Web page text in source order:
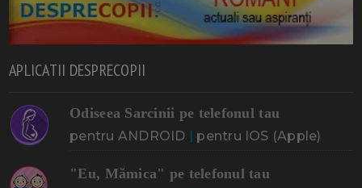
APLICATII DESPRECOPII
Odiseea Sarcinii pe telefonul tau
pentru ANDROID | pentru IOS (Apple)
"Eu, Mămica" pe telefonul tau